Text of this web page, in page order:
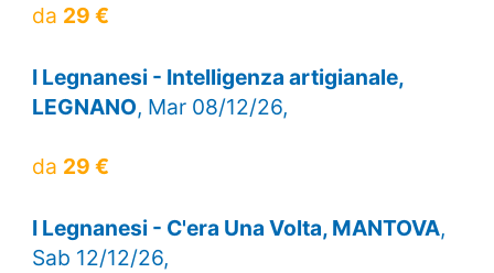
da 29 €
I Legnanesi - Intelligenza artigianale,
LEGNANO, Mar 08/12/26,
da 29 €
I Legnanesi - C'era Una Volta, MANTOVA,
Sab 12/12/26,